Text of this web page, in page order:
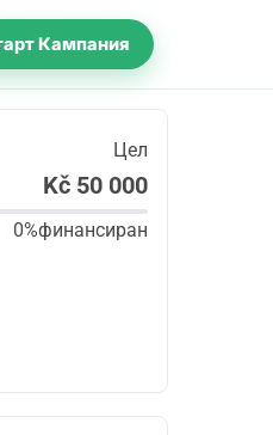
Кампания
Цел
Kč 50 000
0%финансиран